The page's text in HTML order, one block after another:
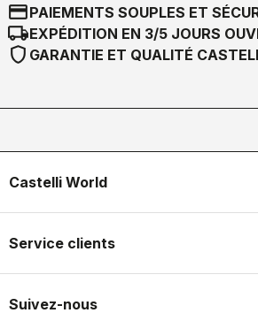
credit_cardPAIEMENTS SOUPLES ET
local_shippingEXPÉDITION EN 3/5 JOURS
shield GARANTIE ET QUALITÉ
Castelli World
Service clients
Suivez-nous